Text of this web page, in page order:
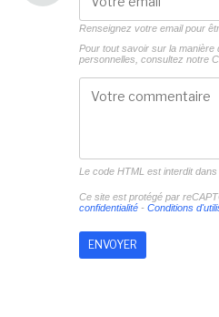
Renseignez votre email pour
Pour tout savoir sur la
personnelles, consultez notre
Le code HTML est interdit
Ce site est protégé par
confidentialité- Conditions